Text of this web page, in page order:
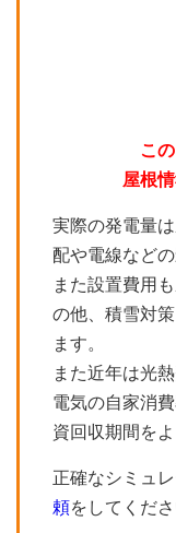
こ
屋根
実際の発電量
配や電線など
また設置費用
の他、積雪対
ます。
また近年は光
電気の自家消
資回収期間を
正確なシミュ
頼をしてくださ